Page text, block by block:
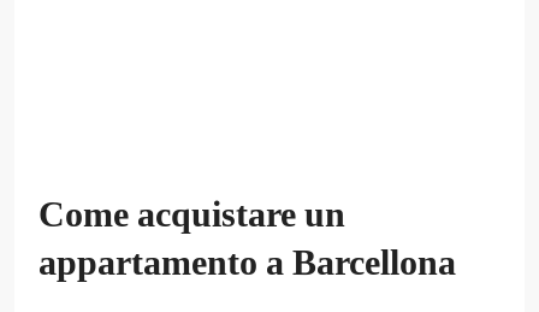
Come acquistare un
appartamento a Barcellona